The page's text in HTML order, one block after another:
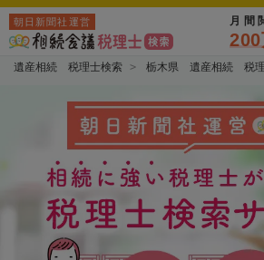
朝日新聞社運営 月間
遺産相続 税理士検索 栃木県 遺産相続 税